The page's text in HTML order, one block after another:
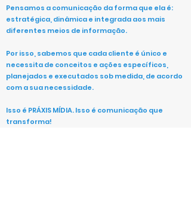
Pensamos a comunicação da forma que ela é:
estratégica, dinâmica e integrada aos mais
diferentes meios de informação.
Por isso, sabemos que cada cliente é único e
necessita de conceitos e ações específicos,
planejados e executados sob medida, de acordo
com a sua necessidade.
Isso é PRÁXIS MÍDIA. Isso é comunicação que
transforma!